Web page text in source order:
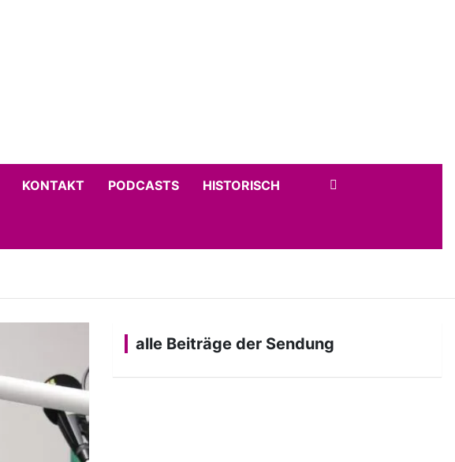
KONTAKT PODCASTS HISTORISCH
alle Beiträge der Sendung